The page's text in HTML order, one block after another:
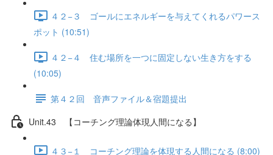
４２−３ ゴールにエネルギーを与えてくれるパワース
ポット (10:51)
４２−４ 住む場所を一つに固定しない生き方をする
(10:05)
第４２回 音声ファイル＆宿題提出
Unit.43 【コーチング理論体現人間になる】
４３−１ コーチング理論を体現する人間になる (8:00)